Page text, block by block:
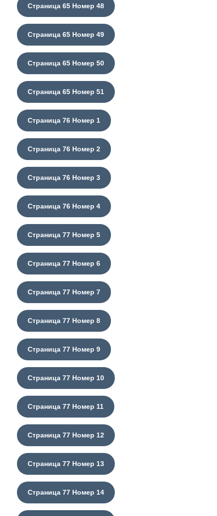
Страница 65 Номер 48
Страница 65 Номер 49
Страница 65 Номер 50
Страница 65 Номер 51
Страница 76 Номер 1
Страница 76 Номер 2
Страница 76 Номер 3
Страница 76 Номер 4
Страница 77 Номер 5
Страница 77 Номер 6
Страница 77 Номер 7
Страница 77 Номер 8
Страница 77 Номер 9
Страница 77 Номер 10
Страница 77 Номер 11
Страница 77 Номер 12
Страница 77 Номер 13
Страница 77 Номер 14